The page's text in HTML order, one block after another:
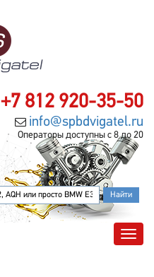
+7 812 920-35-50
info@spbdvigatel.ru
Операторы доступны с 8 до 20